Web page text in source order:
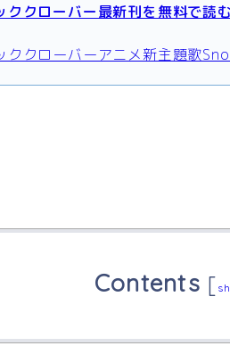
ククローバー最新刊を無料で読む
ククローバーアニメ新主題歌
Contents [